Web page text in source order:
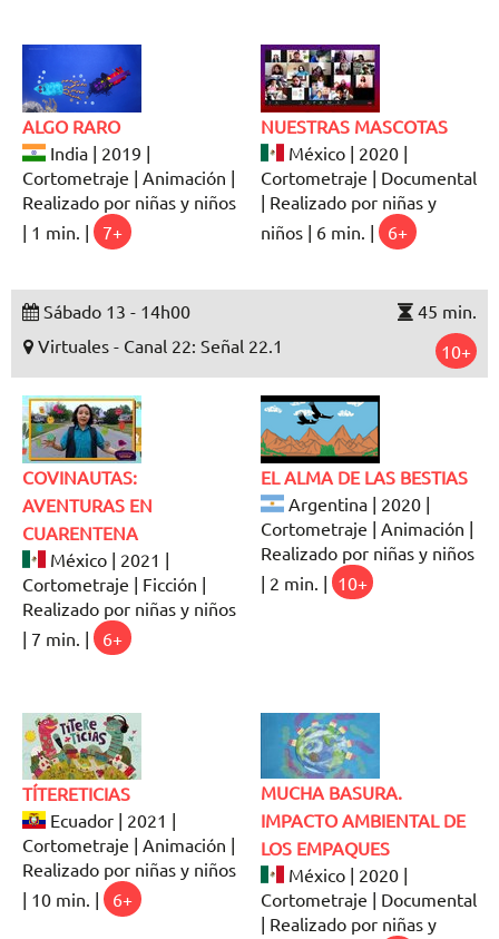
ALGO RARO
India | 2019 |
Cortometraje | Animación |
Realizado por niñas y niños
| 1 min. |
7+
NUESTRAS MASCOTAS
México | 2020 |
Cortometraje | Documental
| Realizado por niñas y
niños | 6 min. |
6+
Sábado 13 - 14h00
45 min.
Virtuales - Canal 22: Señal 22.1
10+
COVINAUTAS:
AVENTURAS EN
CUARENTENA
México | 2021 |
Cortometraje | Ficción |
Realizado por niñas y niños
| 7 min. |
6+
EL ALMA DE LAS BESTIAS
Argentina | 2020 |
Cortometraje | Animación |
Realizado por niñas y niños
| 2 min. | 10+
TÍTERETICIAS
Ecuador | 2021 |
Cortometraje | Animación |
Realizado por niñas y niños
| 10 min. |
6+
MUCHA BASURA.
IMPACTO AMBIENTAL DE
LOS EMPAQUES
México | 2020 |
Cortometraje | Documental
| Realizado por niñas y